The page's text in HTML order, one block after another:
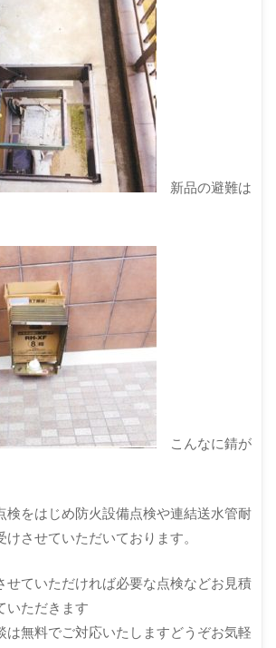
新品の避難は
こんなに錆が
検をはじめ防火設備点検や連結送水管耐
させていただいております。
せていただければ必要な点検などお見積
いただきます
は無料でご対応いたしますどうぞお気軽